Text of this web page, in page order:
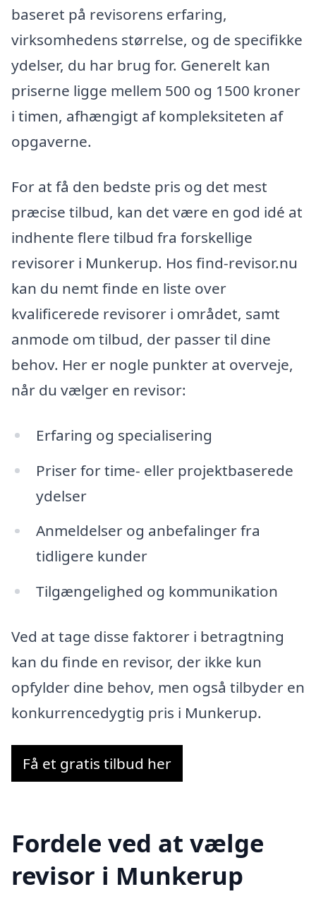
baseret på revisorens erfaring,
virksomhedens størrelse, og de specifikke
ydelser, du har brug for. Generelt kan
priserne ligge mellem 500 og 1500 kroner
i timen, afhængigt af kompleksiteten af
opgaverne.
For at få den bedste pris og det mest
præcise tilbud, kan det være en god idé at
indhente flere tilbud fra forskellige
revisorer i Munkerup. Hos find-revisor.nu
kan du nemt finde en liste over
kvalificerede revisorer i området, samt
anmode om tilbud, der passer til dine
behov. Her er nogle punkter at overveje,
når du vælger en revisor:
Erfaring og specialisering
Priser for time- eller projektbaserede
ydelser
Anmeldelser og anbefalinger fra
tidligere kunder
Tilgængelighed og kommunikation
Ved at tage disse faktorer i betragtning
kan du finde en revisor, der ikke kun
opfylder dine behov, men også tilbyder en
konkurrencedygtig pris i Munkerup.
Få et gratis tilbud her
Fordele ved at vælge
revisor i Munkerup